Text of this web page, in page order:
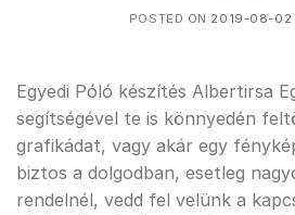
POSTED ON 2019-08-02
Egyedi Póló készítés Albertirsa
segítségével te is könnyedén
grafikádat, vagy akár egy
biztos a dolgodban, esetleg
rendelnél, vedd fel velünk a